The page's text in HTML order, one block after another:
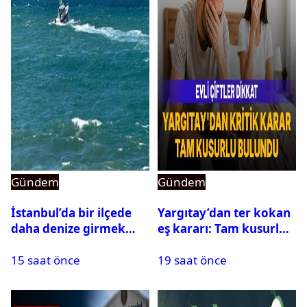
Gündem
İstanbul’da bir ilçede
daha denize girmek
15 saat önce
Gündem
Yargıtay’dan ter kokan
eş kararı: Tam kusurlu
19 saat önce